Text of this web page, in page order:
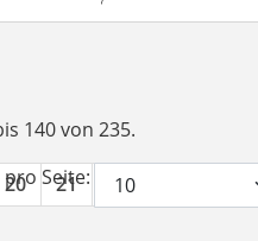
140 von 235.
20 21 22
Seite: